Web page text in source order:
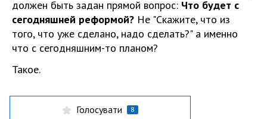
должен быть задан прямой вопрос: Что будет с
сегодняшней реформой? Не "Скажите, что из
того, что уже сделано, надо сделать?" а именно
что с сегодняшним-то планом?
Такое.
Голосувати 8